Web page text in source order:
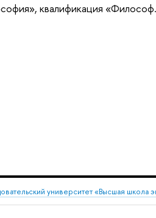
квалификация
университет «Высшая школа